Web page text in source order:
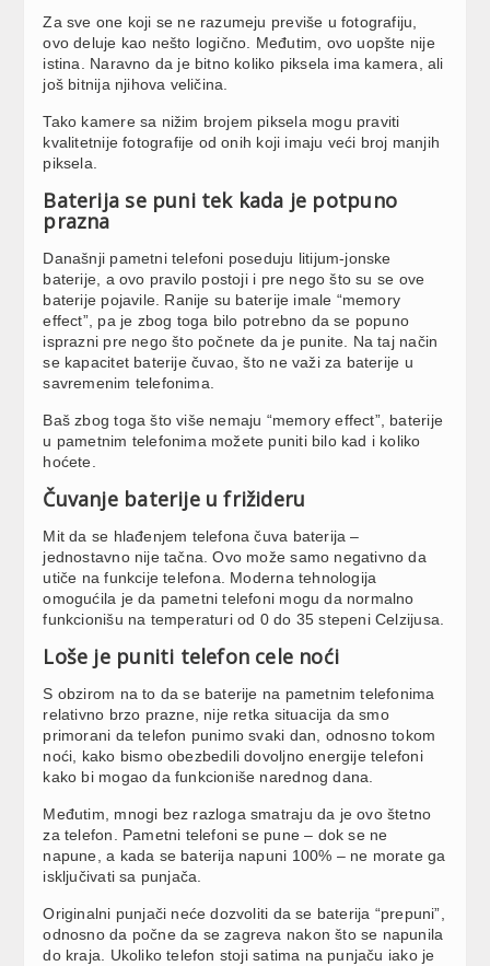
Za sve one koji se ne razumeju previše u fotografiju,
ovo deluje kao nešto logično. Međutim, ovo uopšte nije
istina. Naravno da je bitno koliko piksela ima kamera, ali
još bitnija njihova veličina.
Tako kamere sa nižim brojem piksela mogu praviti
kvalitetnije fotografije od onih koji imaju veći broj manjih
piksela.
Baterija se puni tek kada je potpuno
prazna
Današnji pametni telefoni poseduju litijum-jonske
baterije, a ovo pravilo postoji i pre nego što su se ove
baterije pojavile. Ranije su baterije imale “memory
effect”, pa je zbog toga bilo potrebno da se popuno
isprazni pre nego što počnete da je punite. Na taj način
se kapacitet baterije čuvao, što ne važi za baterije u
savremenim telefonima.
Baš zbog toga što više nemaju “memory effect”, baterije
u pametnim telefonima možete puniti bilo kad i koliko
hoćete.
Čuvanje baterije u frižideru
Mit da se hlađenjem telefona čuva baterija –
jednostavno nije tačna. Ovo može samo negativno da
utiče na funkcije telefona. Moderna tehnologija
omogućila je da pametni telefoni mogu da normalno
funkcionišu na temperaturi od 0 do 35 stepeni Celzijusa.
Loše je puniti telefon cele noći
S obzirom na to da se baterije na pametnim telefonima
relativno brzo prazne, nije retka situacija da smo
primorani da telefon punimo svaki dan, odnosno tokom
noći, kako bismo obezbedili dovoljno energije telefoni
kako bi mogao da funkcioniše narednog dana.
Međutim, mnogi bez razloga smatraju da je ovo štetno
za telefon. Pametni telefoni se pune – dok se ne
napune, a kada se baterija napuni 100% – ne morate ga
isključivati sa punjača.
Originalni punjači neće dozvoliti da se baterija “prepuni”,
odnosno da počne da se zagreva nakon što se napunila
do kraja. Ukoliko telefon stoji satima na punjaču iako je